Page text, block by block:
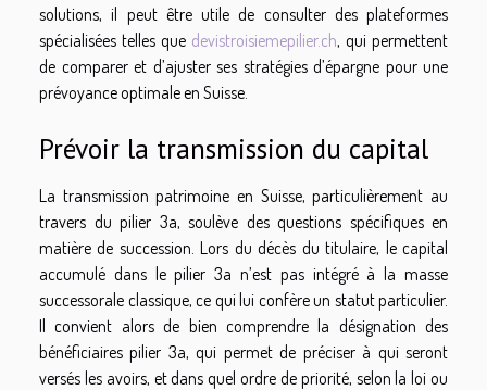
solutions, il peut être utile de consulter des plateformes
spécialisées telles que devistroisiemepilier.ch, qui permettent
de comparer et d’ajuster ses stratégies d’épargne pour une
prévoyance optimale en Suisse.
Prévoir la transmission du capital
La transmission patrimoine en Suisse, particulièrement au
travers du pilier 3a, soulève des questions spécifiques en
matière de succession. Lors du décès du titulaire, le capital
accumulé dans le pilier 3a n’est pas intégré à la masse
successorale classique, ce qui lui confère un statut particulier.
Il convient alors de bien comprendre la désignation des
bénéficiaires pilier 3a, qui permet de préciser à qui seront
versés les avoirs, et dans quel ordre de priorité, selon la loi ou